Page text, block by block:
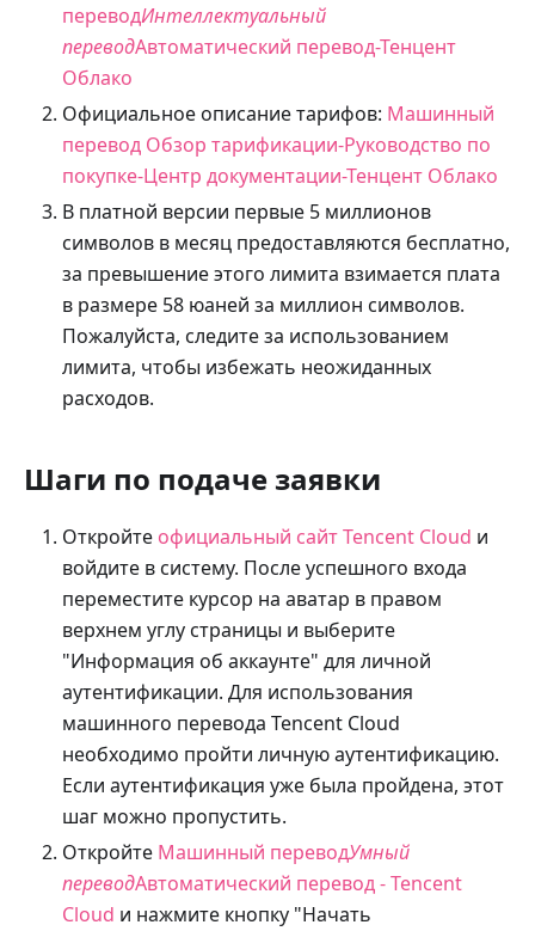
переводИнтеллектуальный
переводАвтоматический перевод-Тенцент
Облако
Официальное описание тарифов: Машинный
перевод Обзор тарификации-Руководство по
покупке-Центр документации-Тенцент Облако
В платной версии первые 5 миллионов
символов в месяц предоставляются бесплатно,
за превышение этого лимита взимается плата
в размере 58 юаней за миллион символов.
Пожалуйста, следите за использованием
лимита, чтобы избежать неожиданных
расходов.
Шаги по подаче заявки
Откройте официальный сайт Tencent Cloud и
войдите в систему. После успешного входа
переместите курсор на аватар в правом
верхнем углу страницы и выберите
"Информация об аккаунте" для личной
аутентификации. Для использования
машинного перевода Tencent Cloud
необходимо пройти личную аутентификацию.
Если аутентификация уже была пройдена, этот
шаг можно пропустить.
Откройте Машинный переводУмный
переводАвтоматический перевод - Tencent
Cloud и нажмите кнопку "Начать